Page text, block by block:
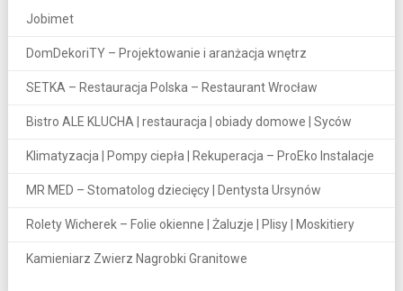
Jobimet
DomDekoriTY – Projektowanie i aranżacja wnętrz
SETKA – Restauracja Polska – Restaurant Wrocław
Bistro ALE KLUCHA | restauracja | obiady domowe | Syców
Klimatyzacja | Pompy ciepła | Rekuperacja – ProEko Instalacje
MR MED – Stomatolog dziecięcy | Dentysta Ursynów
Rolety Wicherek – Folie okienne | Żaluzje | Plisy | Moskitiery
Kamieniarz Zwierz Nagrobki Granitowe